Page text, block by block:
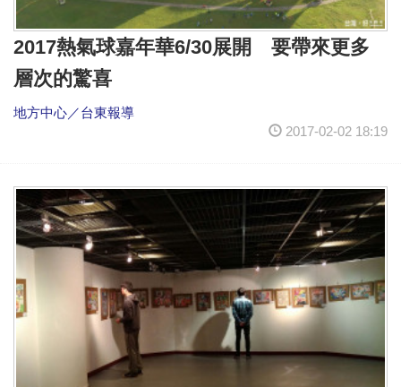
2017熱氣球嘉年華6/30展開 要帶來更多
層次的驚喜
地方中心／台東報導
2017-02-02 18:19